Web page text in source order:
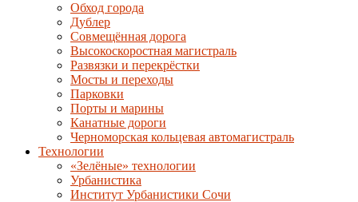
Обход города
Дублер
Совмещённая дорога
Высокоскоростная магистраль
Развязки и перекрёстки
Мосты и переходы
Парковки
Порты и марины
Канатные дороги
Черноморская кольцевая автомагистраль
Технологии
«Зелёные» технологии
Урбанистика
Институт Урбанистики Сочи